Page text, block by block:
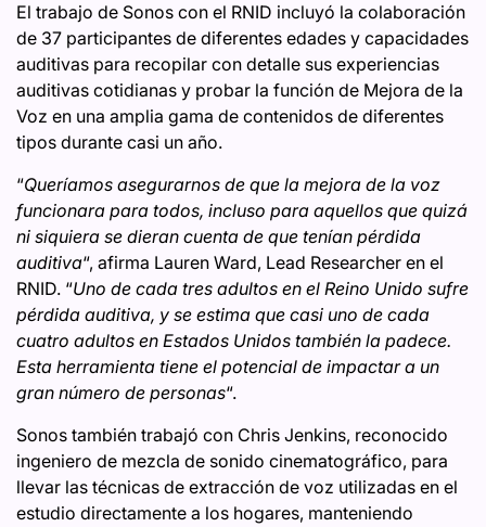
El trabajo de Sonos con el RNID incluyó la colaboración
de 37 participantes de diferentes edades y capacidades
auditivas para recopilar con detalle sus experiencias
auditivas cotidianas y probar la función de Mejora de la
Voz en una amplia gama de contenidos de diferentes
tipos durante casi un año.
“Queríamos asegurarnos de que la mejora de la voz
funcionara para todos, incluso para aquellos que quizá
ni siquiera se dieran cuenta de que tenían pérdida
auditiva“, afirma Lauren Ward, Lead Researcher en el
RNID. “Uno de cada tres adultos en el Reino Unido sufre
pérdida auditiva, y se estima que casi uno de cada
cuatro adultos en Estados Unidos también la padece.
Esta herramienta tiene el potencial de impactar a un
gran número de personas“.
Sonos también trabajó con Chris Jenkins, reconocido
ingeniero de mezcla de sonido cinematográfico, para
llevar las técnicas de extracción de voz utilizadas en el
estudio directamente a los hogares, manteniendo